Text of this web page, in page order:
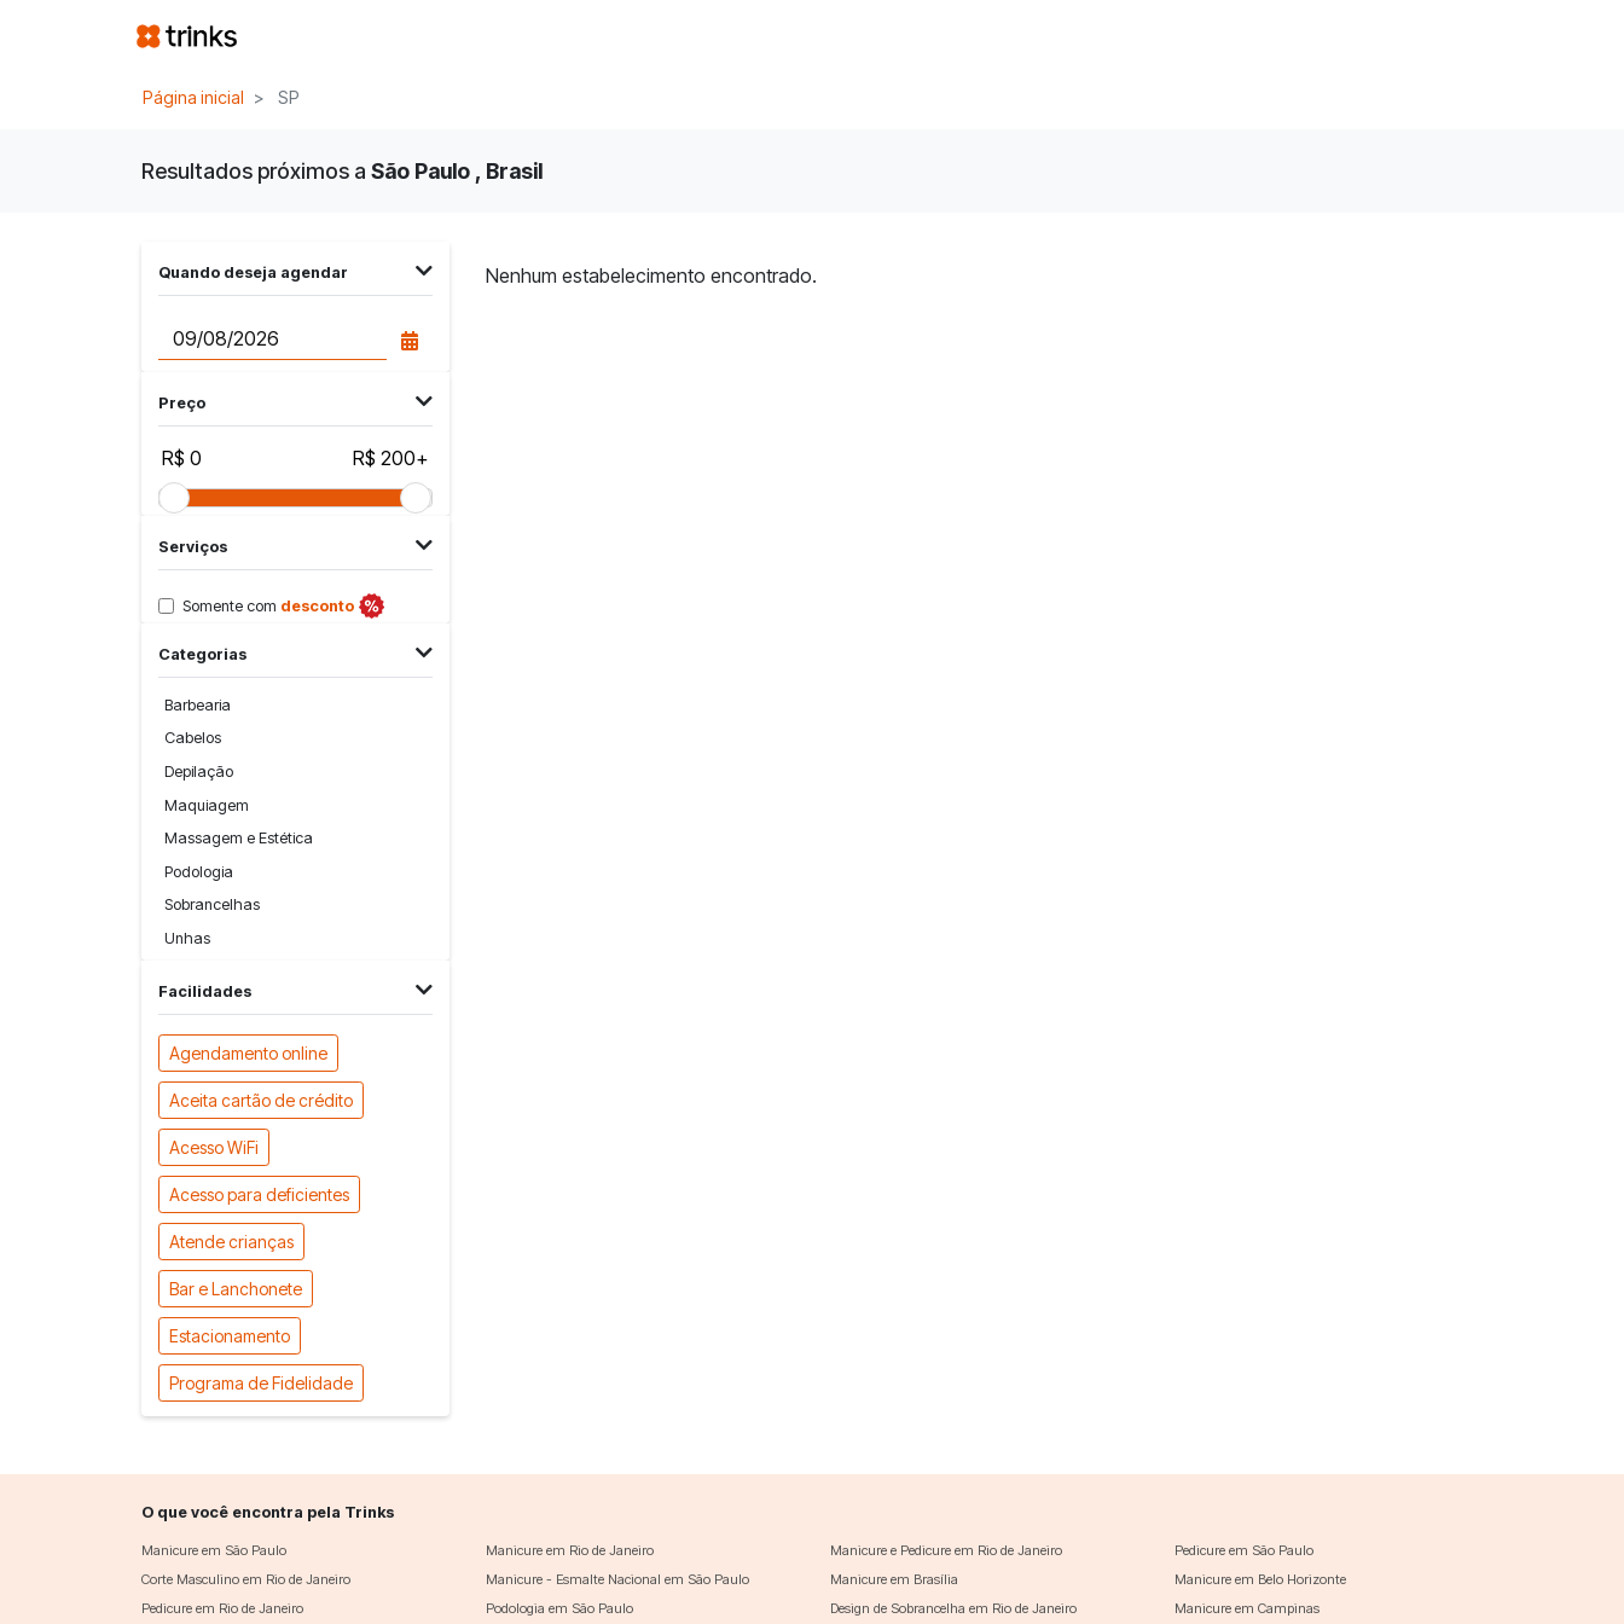
Página inicial SP
Resultados próximos a São Paulo , Brasil
Quando deseja agendar
Preço
R$ 0 R$ 200+
Serviços
Somente com desconto
Categorias
Barbearia
Cabelos
Depilação
Maquiagem
Massagem e Estética
Podologia
Sobrancelhas
Unhas
Facilidades
Agendamento online
Aceita cartão de crédito
Acesso WiFi
Acesso para deficientes
Atende crianças
Bar e Lanchonete
Estacionamento
Programa de Fidelidade
Nenhum estabelecimento encontrado.
O que você encontra pela Trinks
Manicure em São Paulo Manicure em Rio de Janeiro Manicure e Pedicure em Rio de Janeiro
Pedicure em São Paulo
Corte Masculino em Rio de Janeiro
Manicure - Esmalte Nacional em São Paulo Manicure em Brasília
Manicure em Belo Horizonte
Pedicure em Rio de Janeiro
Podologia em São Paulo Design de Sobrancelha em Rio de Janeiro Manicure em Campinas